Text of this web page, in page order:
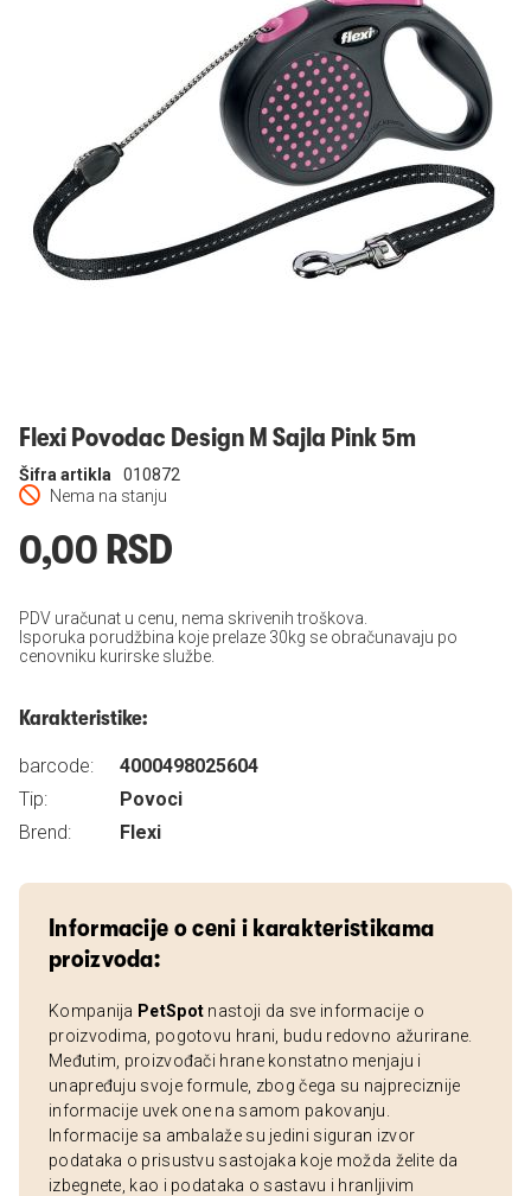
Flexi Povodac Design M Sajla Pink 5m
Nema na stanju
Šifra artikla 010872
0,00 RSD
PDV uračunat u cenu, nema skrivenih troškova.
Isporuka porudžbina koje prelaze 30kg se obračunavaju po
cenovniku kurirske službe.
Karakteristike:
barcode:
4000498025604
Tip:
Povoci
Brend:
Flexi
Informacije o ceni i karakteristikama
proizvoda:
Kompanija PetSpot nastoji da sve informacije o
proizvodima, pogotovu hrani, budu redovno ažurirane.
Međutim, proizvođači hrane konstatno menjaju i
unapređuju svoje formule, zbog čega su najpreciznije
informacije uvek one na samom pakovanju.
Informacije sa ambalaže su jedini siguran izvor
podataka o prisustvu sastojaka koje možda želite da
izbegnete, kao i podataka o sastavu i hranljivim